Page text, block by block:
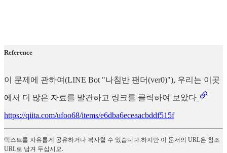
Reference
이 문제에 관하여(LINE Bot "나침반 팬더(ver0)"), 우리는 이곳
에서 더 많은 자료를 발견하고 링크를 클릭하여 보았다
https://qiita.com/ufoo68/items/e6dba6eceaacbddf515f
텍스트를 자유롭게 공유하거나 복사할 수 있습니다.하지만 이 문서의 URL은 참조
URL로 남겨 두십시오.